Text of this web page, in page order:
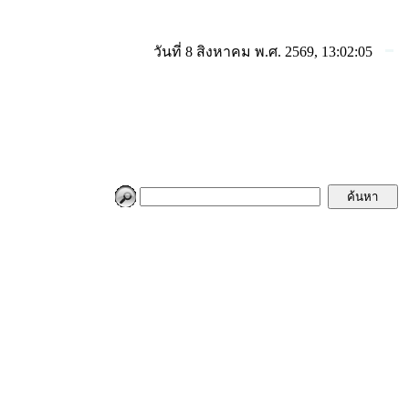
วันที่ 8 สิงหาคม พ.ศ. 2569, 13:02:05